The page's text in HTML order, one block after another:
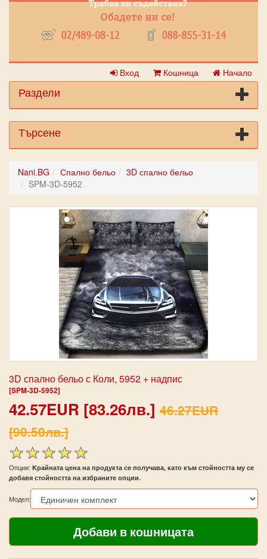
Вход Кошница Начало
Раздели
Търсене
Nani.BG Спално бельо
3D спално бельо
SPM-3D-5952
3D спално бельо с Коли, 5952 + надпис
[SPM-3D-5952]
42.57EUR [83.26лв.] 46.27EUR
[90.50лв.]
Опции: Kрайната цена на продукта се получава, като към стойността му се
добавя стойността на избраните опции.
Модел: